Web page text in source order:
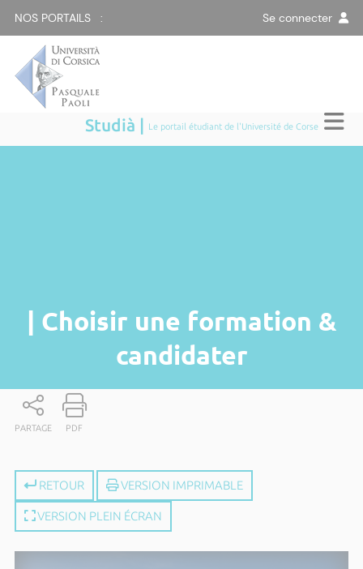
NOS PORTAILS : Se connecter
Studià | Le portail étudiant de l'Université de Corse
| Choisir une formation &
candidater
PARTAGE PDF
RETOUR VERSION IMPRIMABLE
VERSION PLEIN ÉCRAN